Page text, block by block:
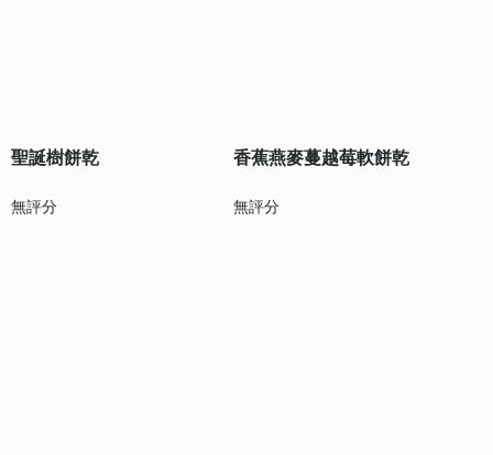
聖誕樹餅乾
無評分
香蕉燕麥蔓越莓軟餅乾
無評分